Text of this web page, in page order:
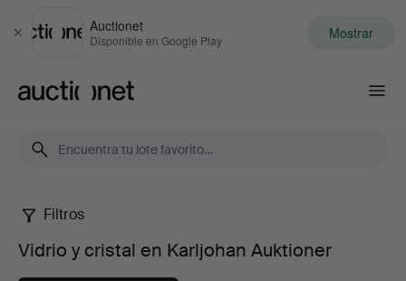
Cerrar
Auctionet
Disponible en Google Play Mostrar
Vidrio
Filtros
Vidrio y cristal en Karljohan Auktioner